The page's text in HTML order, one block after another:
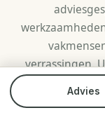
Advies
verrassingen.
duidelijke
Bovendien
Bel direct